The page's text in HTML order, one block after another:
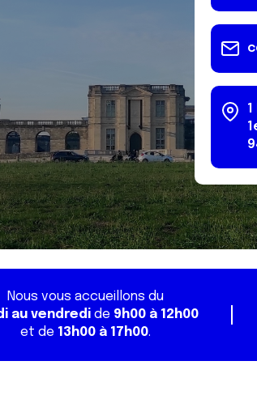
Nous vous accueillons du
au vendredide 9h00 à 12h00
et de 13h00 à 17h00.